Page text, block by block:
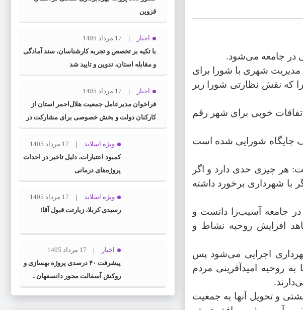
در جامعه می‌شود.
شهری با شورا برای
که نقش نظارتی شورا زیر
خوبی برای شهر رقم
جایگاه شورایی شده است
هر چیزی حدی دارد و اگر
با شهرداری برخورد داشته
در جامعه آسیب‌زا دانست و
افزایش روحیه نشاط و
اجرایی می‌شود پس
روحیه امیدآفرینی مردم
و تحویل آنها به جمعیت
قزوین
اخبار
17 مرداد 1405
با تکیه بر تخصص و تجربه کارشناسان، سند آمادگی
و مقابله استان، تدوین و تایید شد
اخبار
17 مرداد 1405
فراخوان مدیرعامل جمعیت هلال‌احمر استان از
کارکنان دولت و بخش خصوصی برای مشارکت در
طرح ملی «سنا»
ویژه اسلاید
17 مرداد 1405
کمبود اعتبارات، دلیل تاخیر در احداث
پروژه‌های درمانی
ویژه اسلاید
17 مرداد 1405
رسیدی کربلا، زیارتت قبول آقا!
اخبار
17 مرداد 1405
پیشرفت ۴۰ درصدی پروژه بهسازی و
روکش آسفالت محور دانسفهان ـ
شامی‌شاپ ـ ضیاآباد